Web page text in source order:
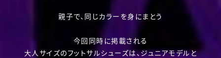
親子で、同じカラーを身にまとう
今回同時に掲載される
大人サイズのフットサルシューズは、ジュニアモデルと